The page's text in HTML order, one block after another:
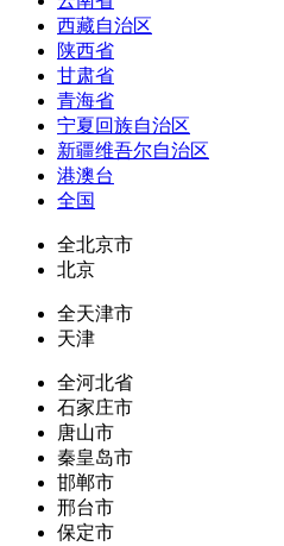
西藏自治区
陕西省
甘肃省
青海省
宁夏回族自治区
新疆维吾尔自治区
港澳台
全国
全北京市
北京
全天津市
天津
全河北省
石家庄市
唐山市
秦皇岛市
邯郸市
邢台市
保定市